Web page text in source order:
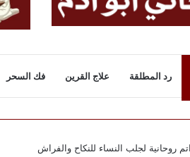
رد المطلقة علاج القرين فك السحر
روحانية لجلب النساء للنكاح والفراش